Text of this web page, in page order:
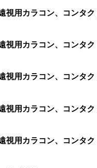
視用カラコン、コンタ
視用カラコン、コンタ
視用カラコン、コンタ
視用カラコン、コンタ
視用カラコン、コンタ